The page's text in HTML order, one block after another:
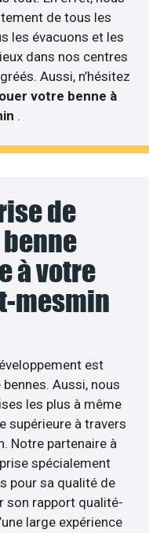
de tous les
les évacuons et les
dans nos centres
Aussi, n’hésitez
votre benne à
.
de
à votre
mesmin
est
Aussi, nous
les plus à même
supérieure à travers
Notre partenaire à
spécialement
pour sa qualité de
son rapport qualité-
large expérience